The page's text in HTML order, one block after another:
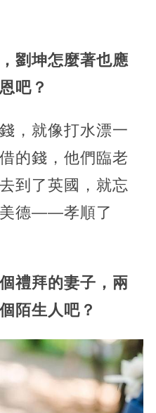
劉坤怎麼著也應
吧？
，就像打水漂一
的錢，他們臨老
到了英國，就忘
美德——孝順了
禮拜的妻子，兩
陌生人吧？